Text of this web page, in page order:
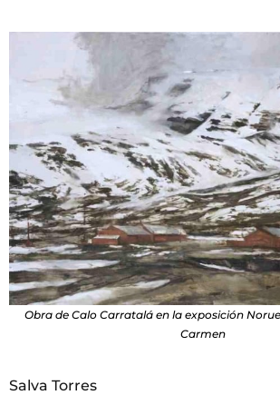
Obra de Calo Carratalá en la exposición
Carmen
Salva Torres